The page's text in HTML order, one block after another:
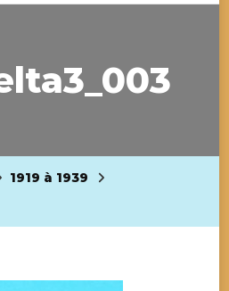
1919 à 1939